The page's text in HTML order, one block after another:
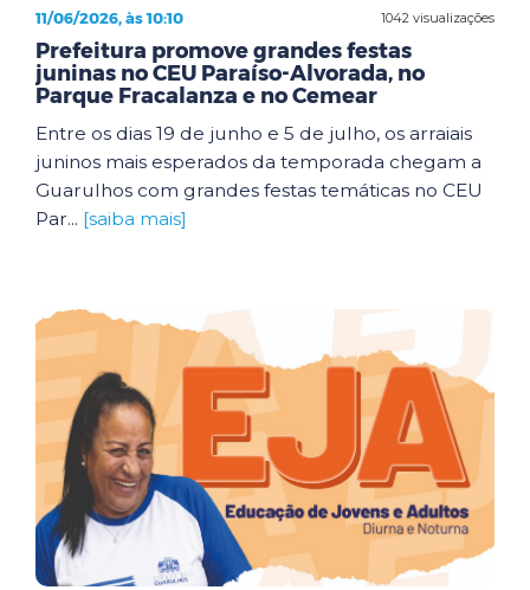
1042 visualizações
11/06/2026, às 10:10
Prefeitura promove grandes festas
juninas no CEU Paraíso-Alvorada, no
Parque Fracalanza e no Cemear
Entre os dias 19 de junho e 5 de julho, os arraiais
juninos mais esperados da temporada chegam a
Guarulhos com grandes festas temáticas no CEU
Par... [saiba mais]